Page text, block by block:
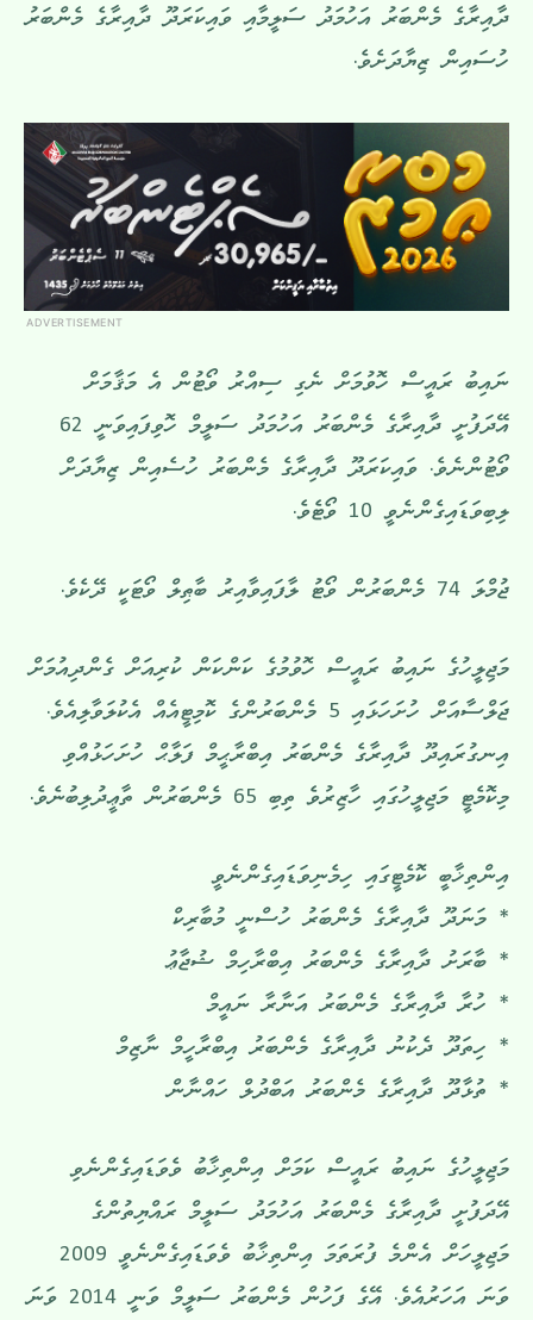
ދާއިރާގެ މެންބަރު އަހުމަދު ސަލީމާއި ވައިކަރަދޫ ދާއިރާގެ މެންބަރު
ހުސައިން ޒިޔާދަށެވެ.
ADVERTISEMENT
ނައިބު ރައީސް ހޮވުމަށް ނެގި ސިއްރު ވޯޓުން އެ މަޤާމަށް
އޭދަފުށީ ދާއިރާގެ މެންބަރު އަހުމަދު ސަލީމް ހޮވިފައިވަނީ 62
ވޯޓުންނެވެ. ވައިކަރަދޫ ދާއިރާގެ މެންބަރު ހުސެއިން ޒިޔާދަށް
ލިބިވަޑައިގެންނެވީ 10 ވޯޓެވެ.
ޖުމްލަ 74 މެންބަރުން ވޯޓު ލާފައިވާއިރު ބާޠިލް ވޯޓަކީ ދޭކެވެ.
މަޖިލީހުގެ ނައިބު ރައީސް ހޮވުމުގެ ކަންކަން ކުރިއަށް ގެންދިއުމަށް
ޖަލްސާއަށް ހުށަހަޅައި 5 މެންބަރުންގެ ކޮމިޓީއެއް އެކުލަވާލިއެވެ.
އިނގުރައިދޫ ދާއިރާގެ މެންބަރު އިބްރާޙީމް ފަލާޙް ހުށަހަޅުއްވި
މިކޮމެޓީ މަޖިލީހުގައި ހާޒިރުވެ ތިބި 65 މެންބަރުން ތާޢީދުލިބުނެވެ.
އިންތިޚާބީ ކޮމެޓީގައި ހިމެނިވަޑައިގެންނެވީ
* މަނަދޫ ދާއިރާގެ މެންބަރު ހުސްނީ މުބާރިކް
* ބާރަށު ދާއިރާގެ މެންބަރު އިބްރާހިމް ޝުޖާޢު
* ހުރާ ދާއިރާގެ މެންބަރު އަނާރާ ނައީމް
* ހިތަދޫ ދެކުނު ދާއިރާގެ މެންބަރު އިބްރާހީމް ނާޒިމް
* ތުޅާދޫ ދާއިރާގެ މެންބަރު އަބްދުލް ހައްނާން
މަޖިލީހުގެ ނައިބު ރައީސް ކަމަށް އިންތިޚާބު ވެވަޑައިގެންނެވި
އޭދަފުށީ ދާއިރާގެ މެންބަރު އަހުމަދު ސަލީމް ރައްޔިތުންގެ
މަޖިލީހަށް އެންމެ ފުރަތަމަ އިންތިޚާބު ވެވަޑައިގެންނެވީ 2009
ވަނަ އަހަރުއެވެ. އޭގެ ފަހުން މެންބަރު ސަލީމް ވަނީ 2014 ވަނަ